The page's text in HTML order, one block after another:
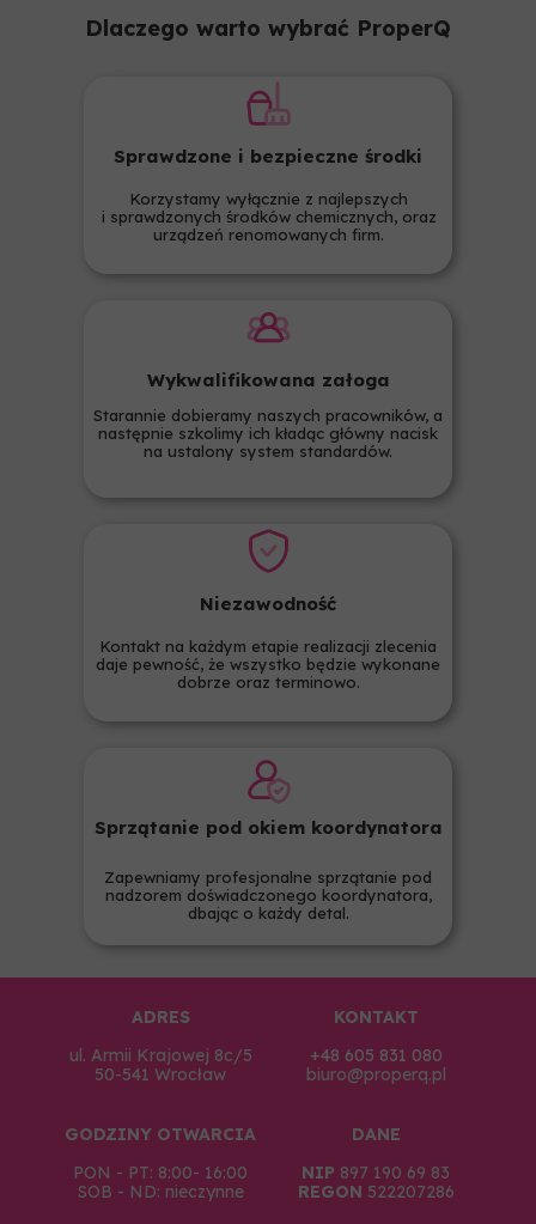
Starannie dobieramy naszych pracowników, a
następnie szkolimy ich kładąc główny nacisk
na ustalony system standardów.
Wykwalifikowana załoga
Zapewniamy profesjonalne sprzątanie pod
nadzorem doświadczonego koordynatora,
dbając o każdy detal.
Sprzątanie pod okiem koordynatora
Kontakt na każdym etapie realizacji zlecenia
daje pewność, że wszystko będzie wykonane
dobrze oraz terminowo.
Niezawodność
Korzystamy wyłącznie z najlepszych
i sprawdzonych środków chemicznych, oraz
urządzeń renomowanych firm.
Sprawdzone i bezpieczne środki
Dlaczego warto wybrać ProperQ
DANE
NIP 897 190 69 83
REGON 522207286
GODZINY OTWARCIA
PON - PT: 8:00- 16:00
SOB - ND: nieczynne
ADRES
ul. Armii Krajowej 8c/5
50-541 Wrocław
KONTAKT
+48 605 831 080
biuro@properq.pl